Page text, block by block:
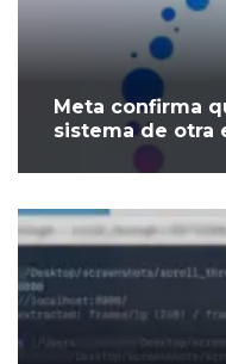
Meta confirma
sistema de otra